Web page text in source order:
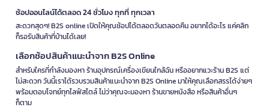
ช้อปออนไลน์ได้ตลอด 24 ชั่วโมง ทุกที่ ทุกเวลา
สะดวกสุดๆ! B2S online เปิดให้คุณช้อปได้ตลอดวันตลอดคืน อยากได้อะไร แค่คลิก
ก็รอรับสินค้าที่บ้านได้เลย!
เลือกช้อปสินค้าแนะนำจาก B2S Online
สำหรับใครที่กำลังมองหา ร้านอุปกรณ์เครื่องเขียนใกล้ฉัน หรืออยากแวะร้าน B2S แต่
ไม่สะดวก วันนี้เราได้รวบรวมสินค้าแนะนำจาก B2S Online มาให้คุณเลือกสรรได้ง่ายๆ
พร้อมตอบโจทย์ทุกไลฟ์สไตล์ ไม่ว่าคุณจะมองหา ร้านขายหนังสือ หรือสินค้าอื่นๆ
ก็ตาม